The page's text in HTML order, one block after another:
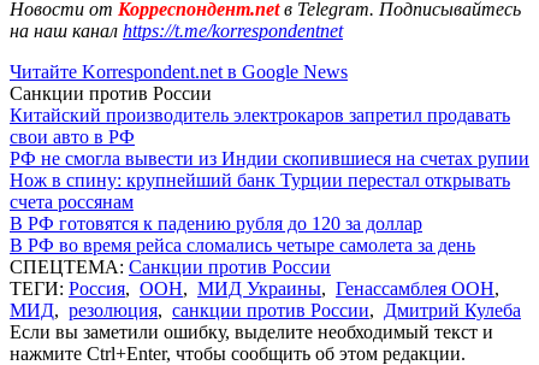
Новости от Корреспондент.netв Telegram. Подписывайтесь
на наш канал https://t.me/korrespondentnet
Читайте Korrespondent.net в Google News
Санкции против России
Китайский производитель электрокаров запретил продавать
свои авто в РФ
РФ не смогла вывести из Индии скопившиеся на счетах рупии
Нож в спину: крупнейший банк Турции перестал открывать
счета россянам
В РФ готовятся к падению рубля до 120 за доллар
В РФ во время рейса сломались четыре самолета за день
СПЕЦТЕМА: Санкции против России
ТЕГИ: Россия, ООН, МИД Украины, Генассамблея ООН,
МИД, резолюция, санкции против России, Дмитрий Кулеба
Если вы заметили ошибку, выделите необходимый текст и
нажмите Ctrl+Enter, чтобы сообщить об этом редакции.